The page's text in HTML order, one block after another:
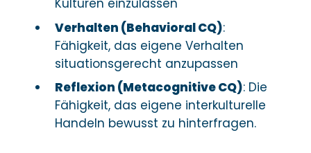
Kulturen einzulassen
Verhalten (Behavioral CQ):
Fähigkeit, das eigene Verhalten
situationsgerecht anzupassen
Reflexion (Metacognitive CQ): Die
Fähigkeit, das eigene interkulturelle
Handeln bewusst zu hinterfragen.